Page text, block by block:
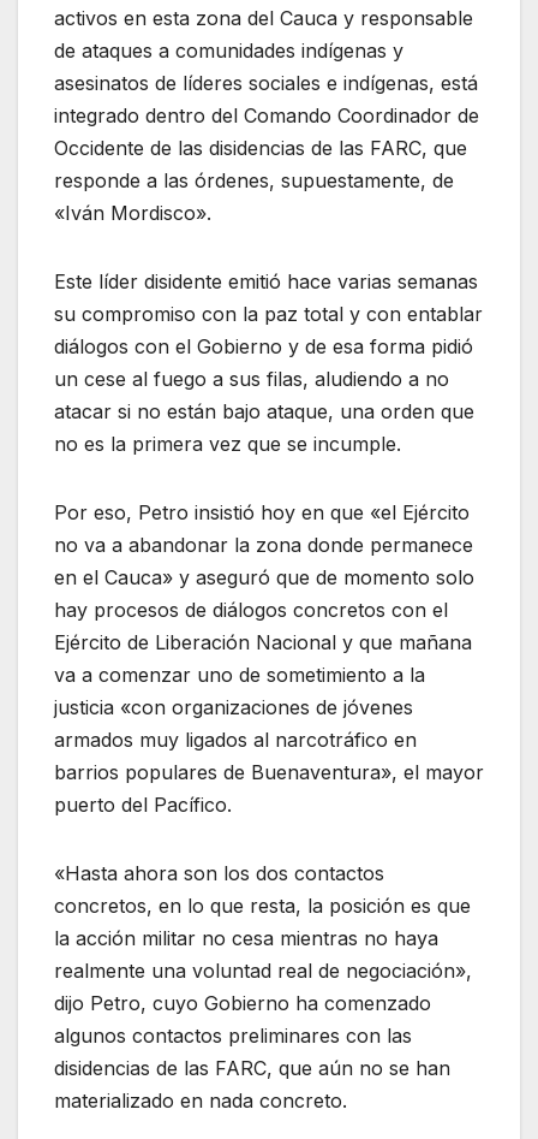
activos en esta zona del Cauca y responsable
de ataques a comunidades indígenas y
asesinatos de líderes sociales e indígenas, está
integrado dentro del Comando Coordinador de
Occidente de las disidencias de las FARC, que
responde a las órdenes, supuestamente, de
«Iván Mordisco».
Este líder disidente emitió hace varias semanas
su compromiso con la paz total y con entablar
diálogos con el Gobierno y de esa forma pidió
un cese al fuego a sus filas, aludiendo a no
atacar si no están bajo ataque, una orden que
no es la primera vez que se incumple.
Por eso, Petro insistió hoy en que «el Ejército
no va a abandonar la zona donde permanece
en el Cauca» y aseguró que de momento solo
hay procesos de diálogos concretos con el
Ejército de Liberación Nacional y que mañana
va a comenzar uno de sometimiento a la
justicia «con organizaciones de jóvenes
armados muy ligados al narcotráfico en
barrios populares de Buenaventura», el mayor
puerto del Pacífico.
«Hasta ahora son los dos contactos
concretos, en lo que resta, la posición es que
la acción militar no cesa mientras no haya
realmente una voluntad real de negociación»,
dijo Petro, cuyo Gobierno ha comenzado
algunos contactos preliminares con las
disidencias de las FARC, que aún no se han
materializado en nada concreto.